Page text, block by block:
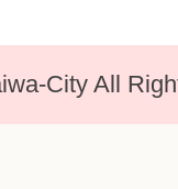
City All